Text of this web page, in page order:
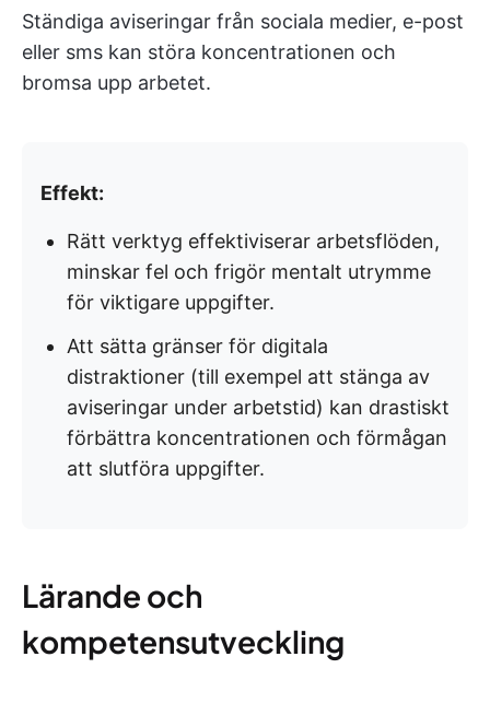
Ständiga aviseringar från sociala medier, e-post
eller sms kan störa koncentrationen och
bromsa upp arbetet.
Effekt:
Rätt verktyg effektiviserar arbetsflöden,
minskar fel och frigör mentalt utrymme
för viktigare uppgifter.
Att sätta gränser för digitala
distraktioner (till exempel att stänga av
aviseringar under arbetstid) kan drastiskt
förbättra koncentrationen och förmågan
att slutföra uppgifter.
Lärande och
kompetensutveckling